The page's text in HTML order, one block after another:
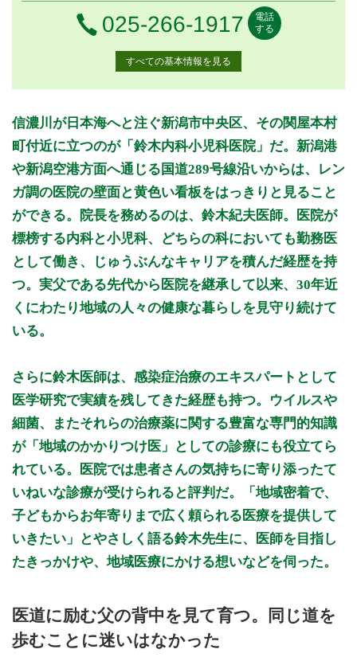
電話番号
025-266-1917
電話
する
すべての基本情報を見る
診療時間 月 月曜日
火火曜日
水 水曜日
木 木曜日
金 金曜日
土 土曜日
日日曜日
祝祝日
9:00～12:30
●
●
9:00～13:00
● ● ●
●
15:00～18:00
● ●
●
16:00～20:00
● ●
休診日：日、祝、第2・4土曜
※診療時間や臨時休診・診療内容等について、事前に必ず医療
機関ホームページ、またはお電話にてご確認ください。
>>病院なびで医療機関の詳細を見る
公式HPはこちら
初診受付
信濃川が日本海へと注ぐ新潟市中央区、その関屋本村
町付近に立つのが「鈴木内科小児科医院」だ。新潟港
や新潟空港方面へ通じる国道289号線沿いからは、レン
ガ調の医院の壁面と黄色い看板をはっきりと見ること
ができる。院長を務めるのは、鈴木紀夫医師。医院が
標榜する内科と小児科、どちらの科においても勤務医
として働き、じゅうぶんなキャリアを積んだ経歴を持
つ。実父である先代から医院を継承して以来、30年近
くにわたり地域の人々の健康な暮らしを見守り続けて
いる。
さらに鈴木医師は、感染症治療のエキスパートとして
医学研究で実績を残してきた経歴も持つ。ウイルスや
細菌、またそれらの治療薬に関する豊富な専門的知識
が「地域のかかりつけ医」としての診療にも役立てら
れている。医院では患者さんの気持ちに寄り添ったて
いねいな診療が受けられると評判だ。「地域密着で、
子どもからお年寄りまで広く頼られる医療を提供して
いきたい」とやさしく語る鈴木先生に、医師を目指し
たきっかけや、地域医療にかける想いなどを伺った。
医道に励む父の背中を見て育つ。同じ道を
歩むことに迷いはなかった